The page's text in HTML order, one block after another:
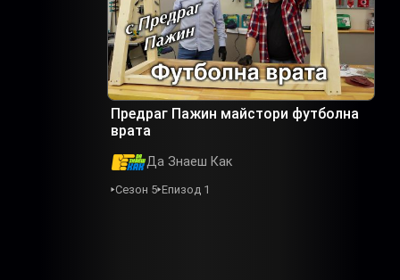
Предраг Пажин майстори футболна
врата
Да Знаеш Как
Сезон 5 Епизод 1